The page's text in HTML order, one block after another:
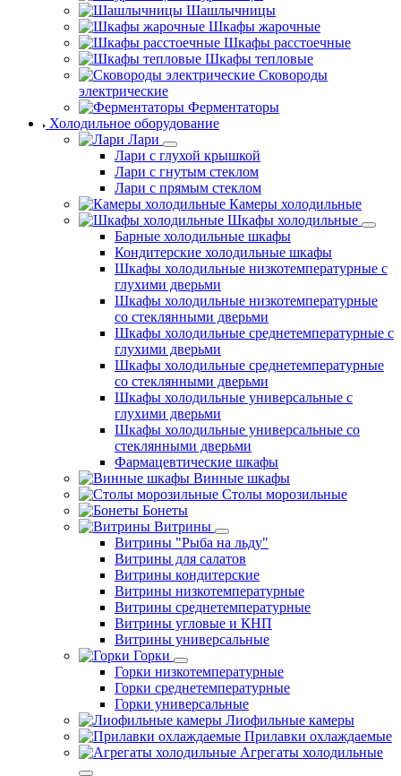
Шашлычницы
Шкафы жарочные
Шкафы расстоечные
Шкафы тепловые
Сковороды
электрические
Ферментаторы
Холодильное оборудование
Лари
Лари с глухой крышкой
Лари с гнутым стеклом
Лари с прямым стеклом
Камеры холодильные
Шкафы холодильные
Барные холодильные шкафы
Кондитерские холодильные шкафы
Шкафы холодильные низкотемпературные с
глухими дверьми
Шкафы холодильные низкотемпературные
со стеклянными дверьми
Шкафы холодильные среднетемпературные с
глухими дверьми
Шкафы холодильные среднетемпературные
со стеклянными дверьми
Шкафы холодильные универсальные с
глухими дверьми
Шкафы холодильные универсальные со
стеклянными дверьми
Фармацевтические шкафы
Винные шкафы
Столы морозильные
Бонеты
Витрины
Витрины "Рыба на льду"
Витрины для салатов
Витрины кондитерские
Витрины низкотемпературные
Витрины среднетемпературные
Витрины угловые и КНП
Витрины универсальные
Горки
Горки низкотемпературные
Горки среднетемпературные
Горки универсальные
Лиофильные камеры
Прилавки охлаждаемые
Агрегаты холодильные